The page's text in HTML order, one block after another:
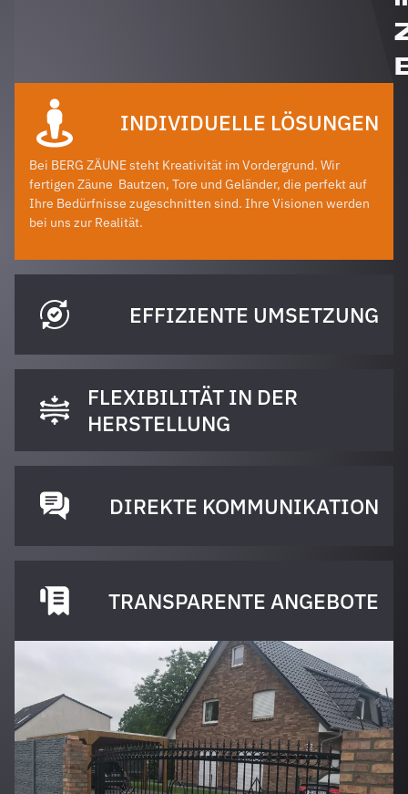
INDIVIDUELLE LÖSUNGEN
Bei BERG ZÄUNE steht Kreativität im Vordergrund. Wir
fertigen Zäune Bautzen, Tore und Geländer, die perfekt auf
Ihre Bedürfnisse zugeschnitten sind. Ihre Visionen werden
bei uns zur Realität.
EFFIZIENTE UMSETZUNG
FLEXIBILITÄT IN DER
HERSTELLUNG
DIREKTE KOMMUNIKATION
TRANSPARENTE ANGEBOTE